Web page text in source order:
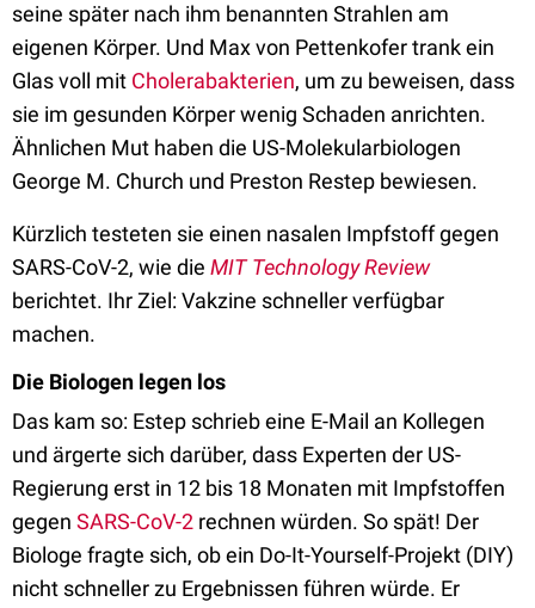
seine später nach ihm benannten Strahlen am
eigenen Körper. Und Max von Pettenkofer trank ein
Glas voll mit Cholerabakterien, um zu beweisen, dass
sie im gesunden Körper wenig Schaden anrichten.
Ähnlichen Mut haben die US-Molekularbiologen
George M. Church und Preston Restep bewiesen.
Kürzlich testeten sie einen nasalen Impfstoff gegen
SARS-CoV-2, wie die MIT Technology Review
berichtet. Ihr Ziel: Vakzine schneller verfügbar
machen.
Die Biologen legen los
Das kam so: Estep schrieb eine E-Mail an Kollegen
und ärgerte sich darüber, dass Experten der US-
Regierung erst in 12 bis 18 Monaten mit Impfstoffen
gegen SARS-CoV-2 rechnen würden. So spät! Der
Biologe fragte sich, ob ein Do-It-Yourself-Projekt (DIY)
nicht schneller zu Ergebnissen führen würde. Er